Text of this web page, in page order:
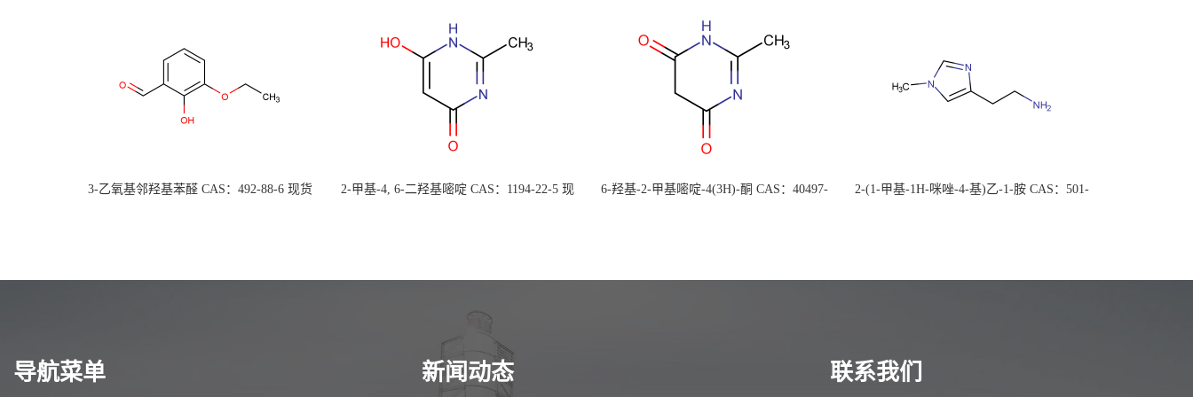
3-乙氧基邻羟基苯醛 CAS：492-88-6 现货
2-甲基-4, 6-二羟基嘧啶 CAS：1194-22-5 现
6-羟基-2-甲基嘧啶-4(3H)-酮 CAS：40497-
2-(1-甲基-1H-咪唑-4-基)乙-1-胺 CAS：501-
导航菜单 新闻动态 联系我们